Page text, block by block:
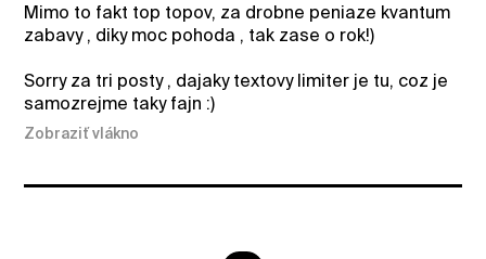
Mimo to fakt top topov, za drobne peniaze kvantum
zabavy , diky moc pohoda , tak zase o rok!)
Sorry za tri posty , dajaky textovy limiter je tu, coz je
samozrejme taky fajn :)
Zobraziť vlákno